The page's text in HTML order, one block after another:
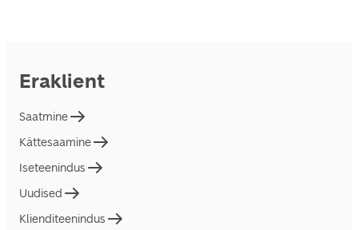
Eraklient
Saatmine
Kättesaamine
Iseteenindus
Uudised
Klienditeenindus